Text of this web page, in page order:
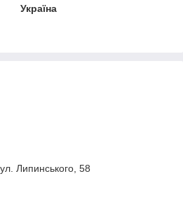
Україна
Липинського, 58